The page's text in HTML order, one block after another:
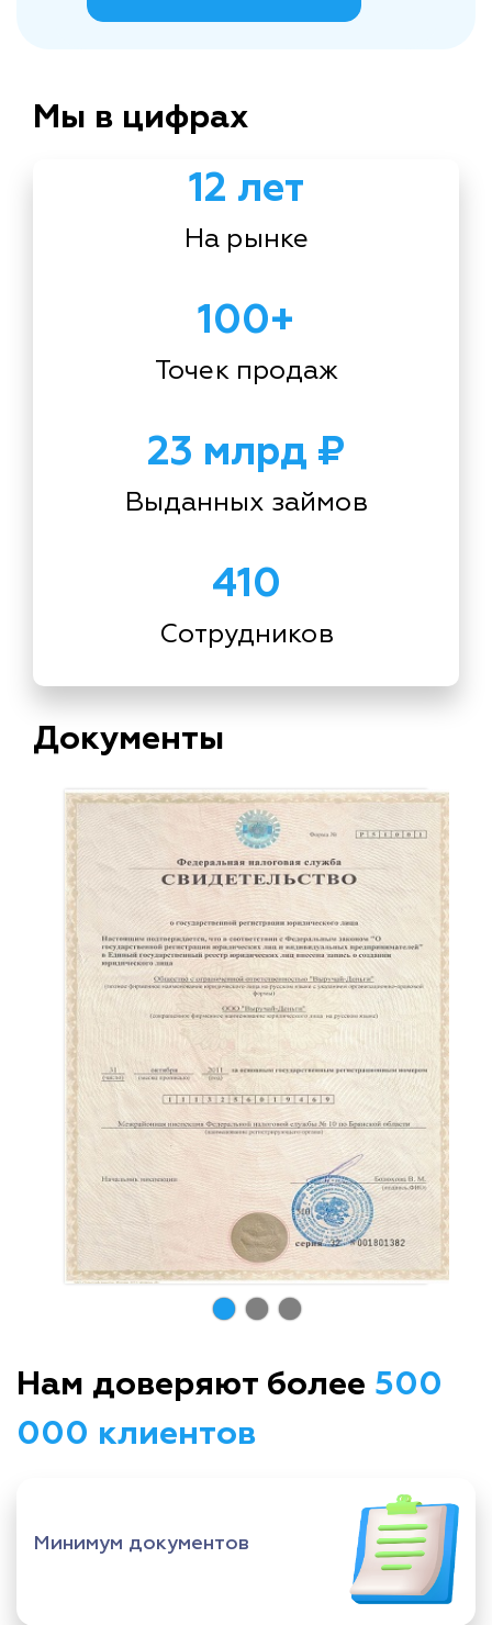
Мы в цифрах
12 лет
На рынке
100+
Точек продаж
23 млрд ₽
Выданных займов
410
Сотрудников
Документы
Нам доверяют более 500
000 клиентов
Минимум документов